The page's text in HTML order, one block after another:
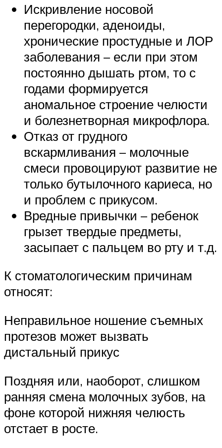
Искривление носовой
перегородки, аденоиды,
хронические простудные и ЛОР
заболевания – если при этом
постоянно дышать ртом, то с
годами формируется
аномальное строение челюсти
и болезнетворная микрофлора.
Отказ от грудного
вскармливания – молочные
смеси провоцируют развитие не
только бутылочного кариеса, но
и проблем с прикусом.
Вредные привычки – ребенок
грызет твердые предметы,
засыпает с пальцем во рту и т.д.
К стоматологическим причинам
относят:
Неправильное ношение съемных
протезов может вызвать
дистальный прикус
Поздняя или, наоборот, слишком
ранняя смена молочных зубов, на
фоне которой нижняя челюсть
отстает в росте.